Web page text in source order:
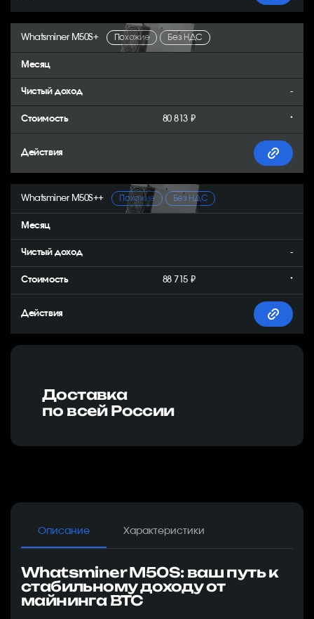
Whatsminer M50S+ Похожие Без НДС
-
80 813 ₽ *
Whatsminer M50S++ Похожие Без НДС
-
88 715 ₽ *
Доставка
по всей России
Описание Характеристики
Whatsminer M50S: ваш путь к
стабильному доходу от
майнинга BTC